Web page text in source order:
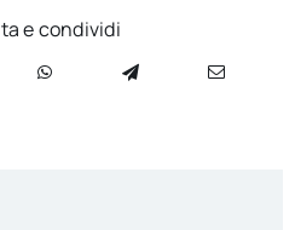
e condividi